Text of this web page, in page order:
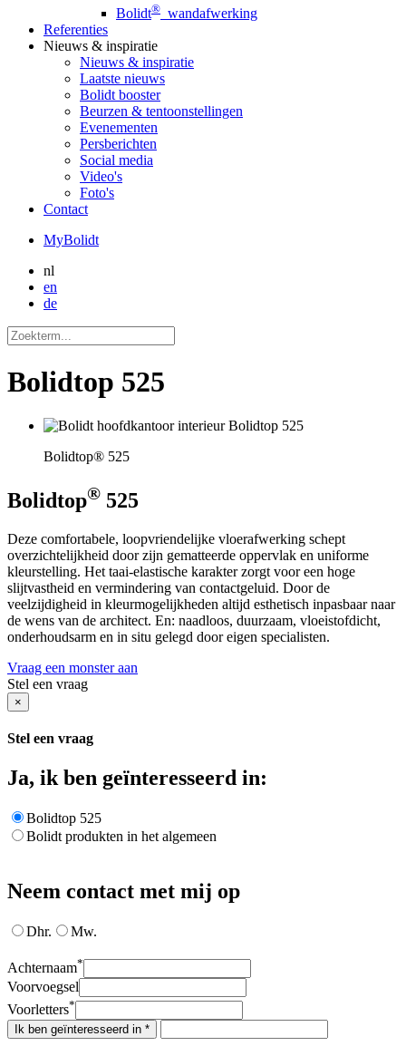
Bolidt® wandafwerking
Referenties
Nieuws & inspiratie
Nieuws & inspiratie
Laatste nieuws
Bolidt booster
Beurzen & tentoonstellingen
Evenementen
Persberichten
Social media
Video's
Foto's
Contact
MyBolidt
nl
en
de
Bolidtop 525
Bolidtop® 525
Bolidtop® 525
Deze comfortabele, loopvriendelijke vloerafwerking schept
overzichtelijkheid door zijn gematteerde oppervlak en uniforme
kleurstelling. Het taai-elastische karakter zorgt voor een hoge
slijtvastheid en vermindering van contactgeluid. Door de
veelzijdigheid in kleurmogelijkheden altijd esthetisch inpasbaar naar
de wens van de architect. En: naadloos, duurzaam, vloeistofdicht,
onderhoudsarm en in situ gelegd door eigen specialisten.
Vraag een monster aan
Stel een vraag
×
Stel een vraag
Ja, ik ben geïnteresseerd in:
Bolidtop 525
Bolidt produkten in het algemeen
Neem contact met mij op
Dhr. Mw.
Achternaam*
Voorvoegsel
Voorletters*
Ik ben geïnteresseerd in *